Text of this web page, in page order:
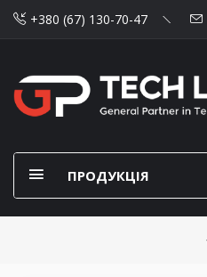
+380 (67) 130-70-47
ПРОДУКЦІЯ